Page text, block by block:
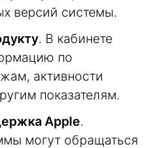
версий системы.
. В кабинете
по
активности
показателям.
Apple.
могут обращаться